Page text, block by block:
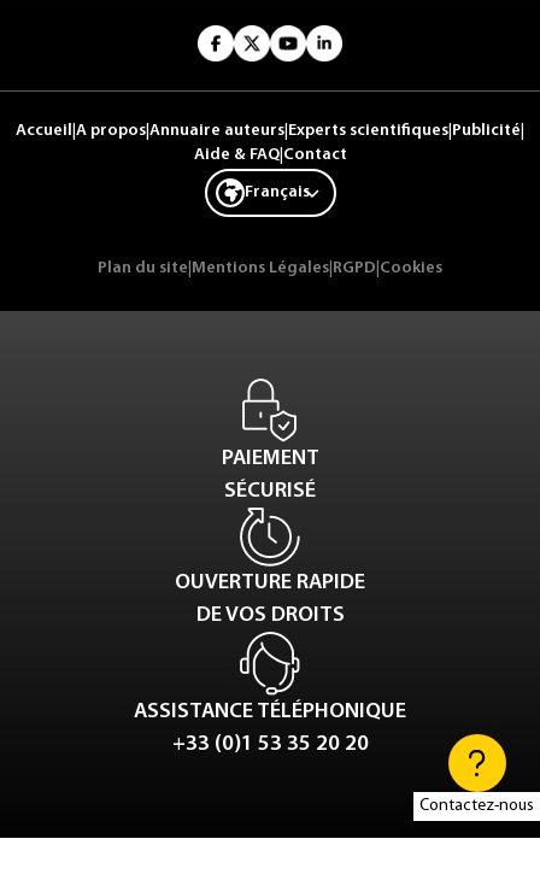
Contactez-nous
Accueil A propos Annuaire auteurs Experts scientifiques Publicité
Aide & FAQ| Contact
Français
Plan du site Mentions Légales RGPD Cookies
PAIEMENT
SÉCURISÉ
OUVERTURE RAPIDE
DE VOS DROITS
ASSISTANCE TÉLÉPHONIQUE
+33 (0)1 53 35 20 20